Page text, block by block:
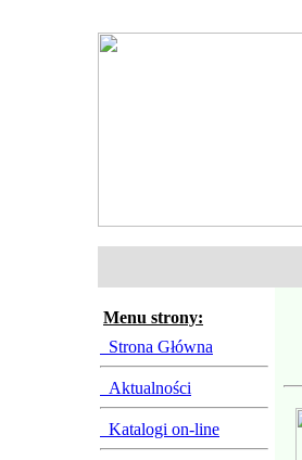
Menu strony:
Strona Główna
Aktualności
Katalogi on-line